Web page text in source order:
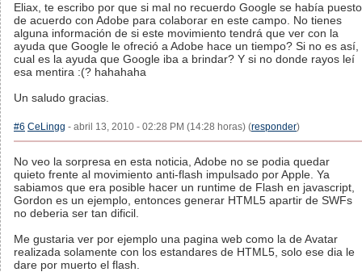
Eliax, te escribo por que si mal no recuerdo Google se había puesto
de acuerdo con Adobe para colaborar en este campo. No tienes
alguna información de si este movimiento tendrá que ver con la
ayuda que Google le ofreció a Adobe hace un tiempo? Si no es así,
cual es la ayuda que Google iba a brindar? Y si no donde rayos leí
esa mentira :(? hahahaha
Un saludo gracias.
#6 CeLingg - abril 13, 2010 - 02:28 PM (14:28 horas) (responder)
No veo la sorpresa en esta noticia, Adobe no se podia quedar
quieto frente al movimiento anti-flash impulsado por Apple. Ya
sabiamos que era posible hacer un runtime de Flash en javascript,
Gordon es un ejemplo, entonces generar HTML5 apartir de SWFs
no deberia ser tan dificil.
Me gustaria ver por ejemplo una pagina web como la de Avatar
realizada solamente con los estandares de HTML5, solo ese dia le
dare por muerto el flash.